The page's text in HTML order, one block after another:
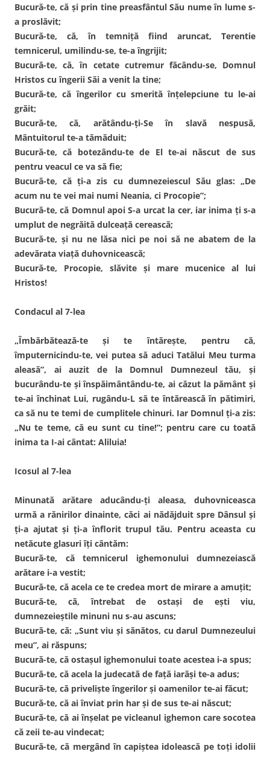
Bucură-te, că şi prin tine preasfântul Său nume în lume s-
a proslăvit;
Bucură-te, că, în temniţă fiind aruncat, Terentie
temnicerul, umilindu-se, te-a îngrijit;
Bucură-te, că, în cetate cutremur făcându-se, Domnul
Hristos cu îngerii Săi a venit la tine;
Bucură-te, că îngerilor cu smerită înţelepciune tu le-ai
grăit;
Bucură-te, că, arătându-ţi-Se în slavă nespusă,
Mântuitorul te-a tămăduit;
Bucură-te, că botezându-te de El te-ai născut de sus
pentru veacul ce va să fie;
Bucură-te, că ţi-a zis cu dumnezeiescul Său glas: „De
acum nu te vei mai numi Neania, ci Procopie”;
Bucură-te, că Domnul apoi S-a urcat la cer, iar inima ţi s-a
umplut de negrăită dulceaţă cerească;
Bucură-te, şi nu ne lăsa nici pe noi să ne abatem de la
adevărata viaţă duhovnicească;
Bucură-te, Procopie, slăvite şi mare mucenice al lui
Hristos!
Condacul al 7-lea
„Îmbărbătează-te şi te întăreşte, pentru că,
împuternicindu-te, vei putea să aduci Tatălui Meu turma
aleasă”, ai auzit de la Domnul Dumnezeul tău, şi
bucurându-te şi înspăimântându-te, ai căzut la pământ şi
te-ai închinat Lui, rugându-L să te întărească în pătimiri,
ca să nu te temi de cumplitele chinuri. Iar Domnul ţi-a zis:
„Nu te teme, că eu sunt cu tine!”; pentru care cu toată
inima ta I-ai cântat: Aliluia!
Icosul al 7-lea
Minunată arătare aducându-ţi aleasa, duhovniceasca
urmă a rănirilor dinainte, căci ai nădăjduit spre Dânsul şi
ţi-a ajutat şi ţi-a înflorit trupul tău. Pentru aceasta cu
netăcute glasuri îţi cântăm:
Bucură-te, că temnicerul ighemonului dumnezeiască
arătare i-a vestit;
Bucură-te, că acela ce te credea mort de mirare a amuţit;
Bucură-te, că, întrebat de ostaşi de eşti viu,
dumnezeieştile minuni nu s-au ascuns;
Bucură-te, că: „Sunt viu şi sănătos, cu darul Dumnezeului
meu”, ai răspuns;
Bucură-te, că ostaşul ighemonului toate acestea i-a spus;
Bucură-te, că acela la judecată de faţă iarăşi te-a adus;
Bucură-te, că privelişte îngerilor şi oamenilor te-ai făcut;
Bucură-te, că ai înviat prin har şi de sus te-ai născut;
Bucură-te, că ai înşelat pe vicleanul ighemon care socotea
că zeii te-au vindecat;
Bucură-te, că mergând în capiştea idolească pe toţi idolii